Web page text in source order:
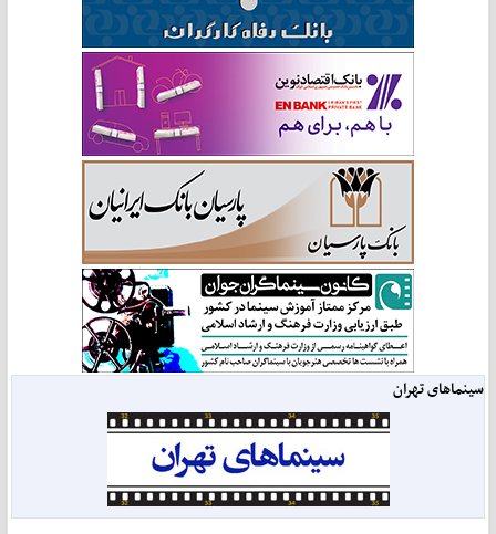
سینماهای تهران